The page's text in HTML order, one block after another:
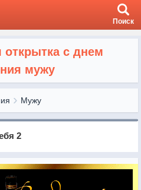
Поиск
с днем
мужу
Мужу
2